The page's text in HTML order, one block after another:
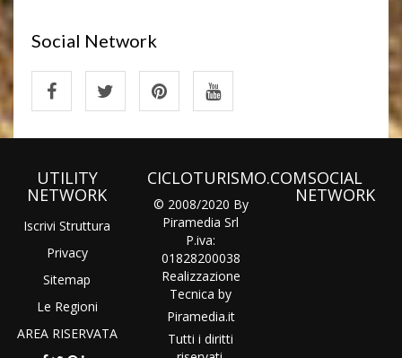
Social Network
UTILITY
NETWORK
Iscrivi Struttura
Privacy
Sitemap
Le Regioni
AREA RISERVATA
CICLOTURISMO.COM
© 2008/2020 By
Piramedia Srl
P.iva:
01828200038
Realizzazione
Tecnica by
Piramedia.it
Tutti i diritti
SOCIAL
NETWORK